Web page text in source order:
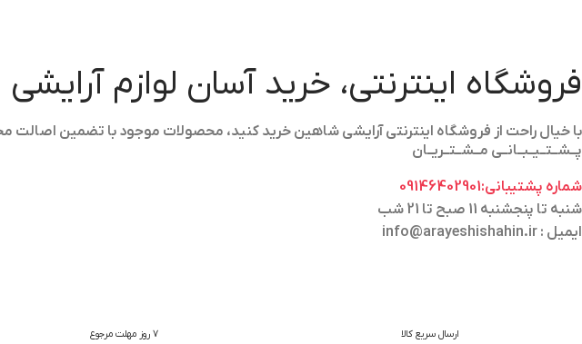
فروشگاه اینترنتی، خرید آسان لوازم
با خیال راحت از فروشگاه اینترنتی آرایشی شاهین خرید کنید، محصولات موجود با تضمین
پــشــتــیــبــانــی مــشــتــریــان
شماره پشتیبانی:09146402901
شنبه تا پنجشنبه 11 صبح تا 21 شب
ایمیل : info@arayeshishahin.ir
ارسال سریع کالا 7 روز مهلت مرجوع